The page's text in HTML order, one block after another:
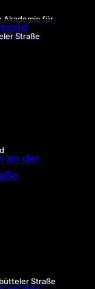
Akademie für
Straße
Straße